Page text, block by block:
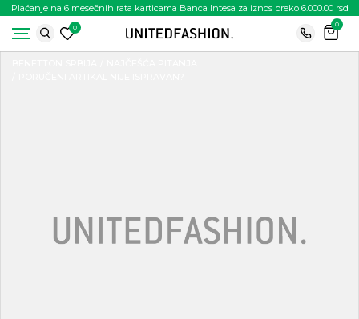
Plaćanje na 6 mesečnih rata karticama Banca Intesa za iznos preko 6.000.00 rsd
0
0